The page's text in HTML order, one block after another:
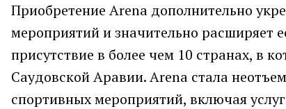
Приобретение Arena дополнительно
мероприятий и значительно расширяет
присутствие в более чем 10 странах, в
Саудовской Аравии. Arena стала
спортивных мероприятий, включая